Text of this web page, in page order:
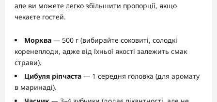
але ви можете легко збільшити пропорції, якщо
чекаєте гостей.
Морква — 500 г (вибирайте соковиті, солодкі
коренеплоди, адже від їхньої якості залежить смак
страви).
Цибуля ріпчаста — 1 середня головка (для аромату
в маринаді).